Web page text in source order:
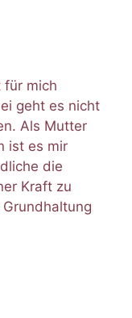
für mich
geht es nicht
Als Mutter
ist es mir
die
Kraft zu